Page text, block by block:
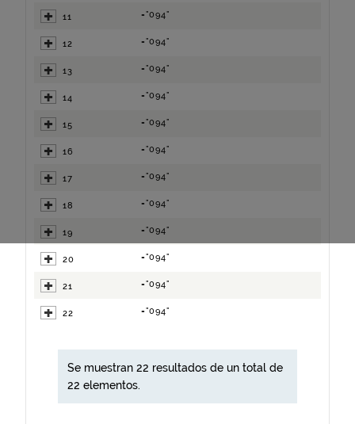
11 ="094"
12 ="094"
13 ="094"
14 ="094"
15 ="094"
16 ="094"
17 ="094"
18 ="094"
19 ="094"
20 ="094"
21 ="094"
22 ="094"
Se muestran 22 resultados de un total de
22 elementos.